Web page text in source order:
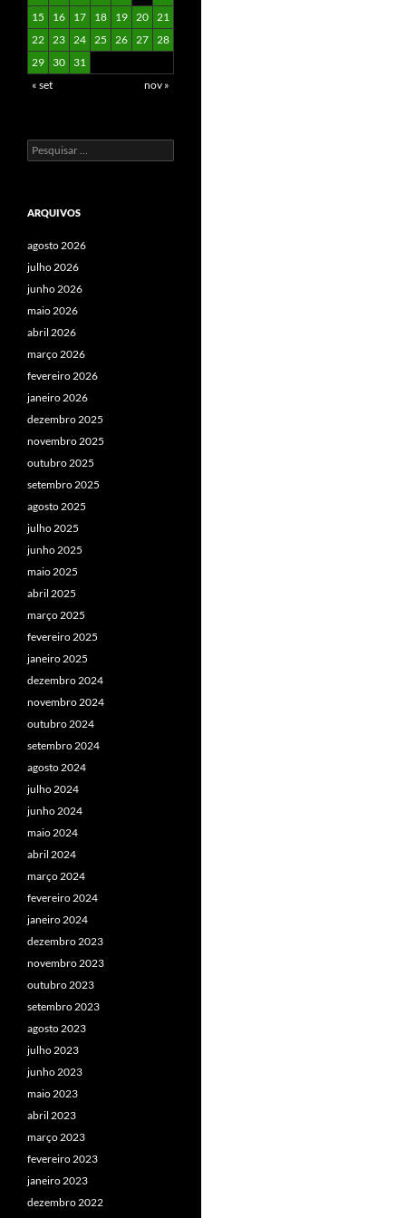
15
16 17 18 19 20 21
22 23 24 25 26 27 28
29
30
31
« set
nov »
Pesquisar
por:
ARQUIVOS
agosto 2026
julho 2026
junho 2026
maio 2026
abril 2026
março 2026
fevereiro 2026
janeiro 2026
dezembro 2025
novembro 2025
outubro 2025
setembro 2025
agosto 2025
julho 2025
junho 2025
maio 2025
abril 2025
março 2025
fevereiro 2025
janeiro 2025
dezembro 2024
novembro 2024
outubro 2024
setembro 2024
agosto 2024
julho 2024
junho 2024
maio 2024
abril 2024
março 2024
fevereiro 2024
janeiro 2024
dezembro 2023
novembro 2023
outubro 2023
setembro 2023
agosto 2023
julho 2023
junho 2023
maio 2023
abril 2023
março 2023
fevereiro 2023
janeiro 2023
dezembro 2022